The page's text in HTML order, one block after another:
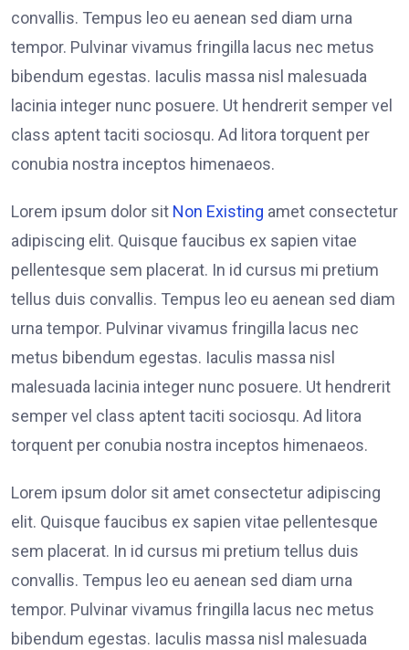
convallis. Tempus leo eu aenean sed diam urna
tempor. Pulvinar vivamus fringilla lacus nec metus
bibendum egestas. Iaculis massa nisl malesuada
lacinia integer nunc posuere. Ut hendrerit semper vel
class aptent taciti sociosqu. Ad litora torquent per
conubia nostra inceptos himenaeos.
Lorem ipsum dolor sit Non Existing amet consectetur
adipiscing elit. Quisque faucibus ex sapien vitae
pellentesque sem placerat. In id cursus mi pretium
tellus duis convallis. Tempus leo eu aenean sed diam
urna tempor. Pulvinar vivamus fringilla lacus nec
metus bibendum egestas. Iaculis massa nisl
malesuada lacinia integer nunc posuere. Ut hendrerit
semper vel class aptent taciti sociosqu. Ad litora
torquent per conubia nostra inceptos himenaeos.
Lorem ipsum dolor sit amet consectetur adipiscing
elit. Quisque faucibus ex sapien vitae pellentesque
sem placerat. In id cursus mi pretium tellus duis
convallis. Tempus leo eu aenean sed diam urna
tempor. Pulvinar vivamus fringilla lacus nec metus
bibendum egestas. Iaculis massa nisl malesuada